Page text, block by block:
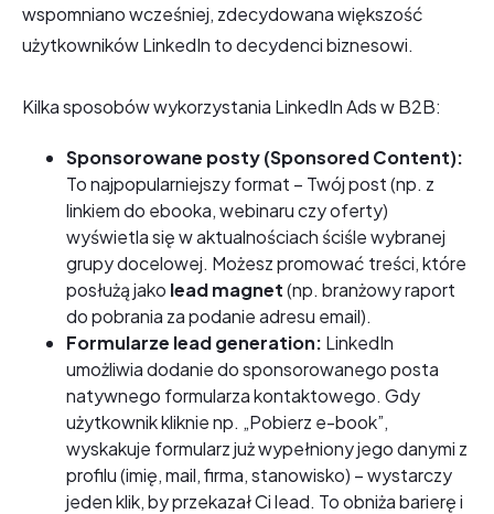
wspomniano wcześniej, zdecydowana większość
użytkowników LinkedIn to decydenci biznesowi.
Kilka sposobów wykorzystania LinkedIn Ads w B2B:
Sponsorowane posty (Sponsored Content):
To najpopularniejszy format – Twój post (np. z
linkiem do ebooka, webinaru czy oferty)
wyświetla się w aktualnościach ściśle wybranej
grupy docelowej. Możesz promować treści, które
posłużą jako lead magnet(np. branżowy raport
do pobrania za podanie adresu email).
Formularze lead generation: LinkedIn
umożliwia dodanie do sponsorowanego posta
natywnego formularza kontaktowego. Gdy
użytkownik kliknie np. „Pobierz e-book”,
wyskakuje formularz już wypełniony jego danymi z
profilu (imię, mail, firma, stanowisko) – wystarczy
jeden klik, by przekazał Ci lead. To obniża barierę i